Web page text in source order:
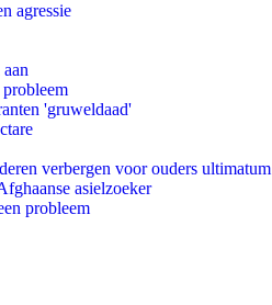
agressie
'gruweldaad'
verbergen voor ouders ultimatum
asielzoeker
probleem